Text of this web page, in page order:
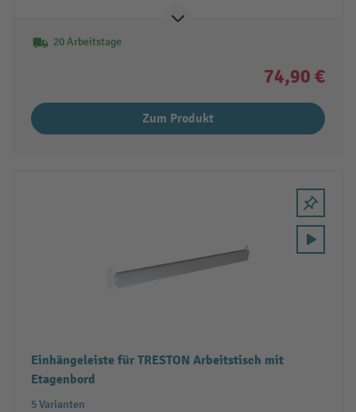
20 Arbeitstage
74,90 €
Zum Produkt
Einhängeleiste für TRESTON Arbeitstisch mit
Etagenbord
5 Varianten